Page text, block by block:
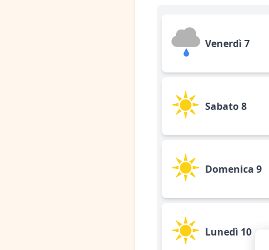
Venerdì 7
Sabato 8
Domenica 9
Lunedì 10